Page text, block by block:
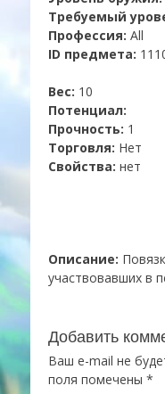
Требуемый
Профессия: All
ID предмета:
Вес: 10
Потенциал:
Прочность: 1
Торговля: Нет
Свойства: нет
Описание:
участвовавших в
Добавить
Ваш e-mail не
поля помечены *